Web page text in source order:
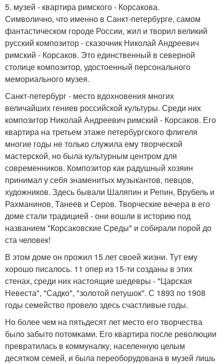
5. музей - квартира римского - Корсакова.
Символично, что именно в Санкт-петербурге, самом
фантастическом городе России, жил и творил великий
русский композитор - сказочник Николай Андреевич
римский - Корсаков. Это единственный в северной
столице композитор, удостоенный персонального
мемориального музея.
Санкт-петербург - место вдохновения многих
величайших гениев российской культуры. Среди них
композитор Николай Андреевич римский - Корсаков. Его
квартира на третьем этаже петербургского флигеля
многие годы не только служила ему творческой
мастерской, но была культурным центром для
современников. Композитор как радушный хозяин
принимал у себя знаменитых музыкантов, певцов,
художников. Здесь бывали Шаляпин и Репин, Врубель и
Рахманинов, Танеев и Серов. Творческие вечера в его
доме стали традицией - они вошли в историю под
названием "Корсаковские Среды" и собирали порой до
ста человек!
В этом доме он прожил 15 лет своей жизни. Тут ему
хорошо писалось. 11 опер из 15-ти созданы в этих
стенах, среди них настоящие шедевры - "Царская
Невеста", "Садко", "золотой петушок". С 1893 по 1908
годы семейство провело здесь счастливые годы.
Но более чем на пятьдесят лет место его творчества
было забыто потомками. Его квартира после революции
превратилась в коммуналку, населенную целым
десятком семей, и была переоборудована в музей лишь